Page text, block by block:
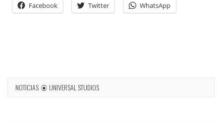
Facebook Twitter WhatsApp
NOTICIAS UNIVERSAL STUDIOS